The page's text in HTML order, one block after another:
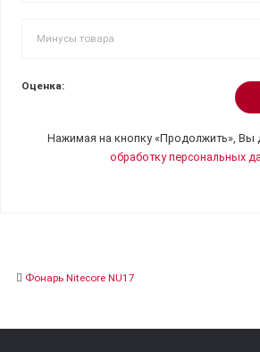
Оценка:
Нажимая на кнопку «Продолжить», Вы
обработку персональных
Фонарь Nitecore NU17